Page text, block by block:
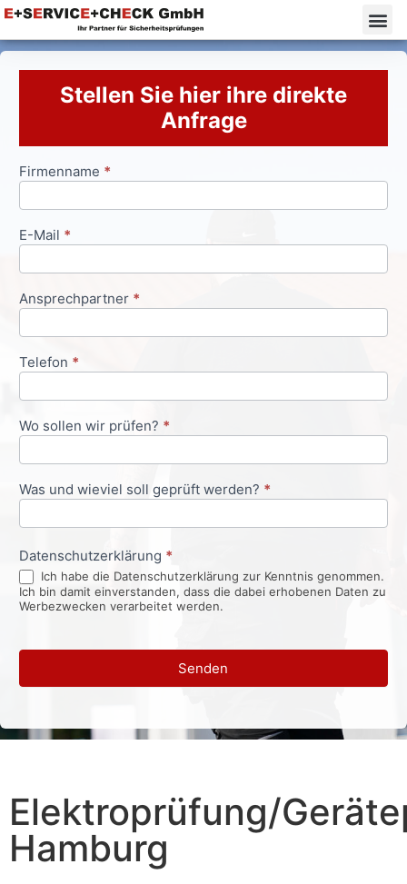
Stellen Sie hier ihre direkte
Anfrage
Anfrageformular
Firmenname *
E-Mail *
Ansprechpartner *
Telefon *
Wo sollen wir prüfen? *
Was und wieviel soll geprüft werden? *
Datenschutzerklärung *
Ich habe die Datenschutzerklärung zur Kenntnis genommen.
Ich bin damit einverstanden, dass die dabei erhobenen Daten zu
Werbezwecken verarbeitet werden.
Senden
Elektroprüfung/
Hamburg